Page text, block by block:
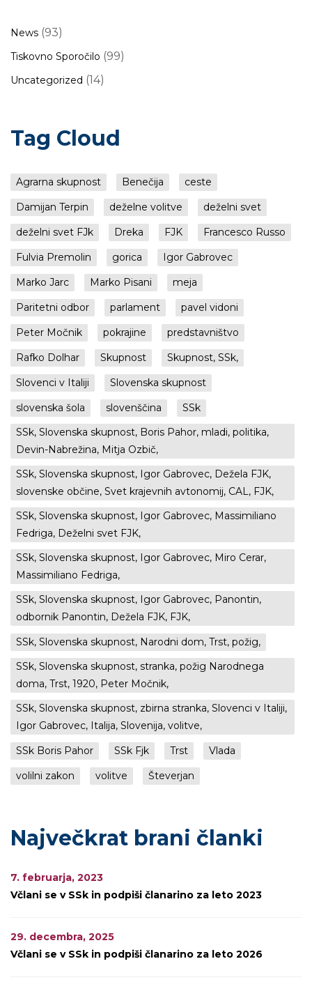
News (93)
Tiskovno Sporočilo (99)
Uncategorized (14)
Tag Cloud
Agrarna skupnost Benečija
ceste
Damijan Terpin
deželne volitve
deželni svet
deželni svet FJk
Dreka FJK
Francesco Russo
Fulvia Premolin
gorica
Igor Gabrovec
Marko Jarc
Marko Pisani
meja
Paritetni odbor
parlament
pavel vidoni
Peter Močnik
pokrajine
predstavništvo
Rafko Dolhar
Skupnost
Skupnost, SSk,
Slovenci v Italiji
Slovenska skupnost
slovenska šola
slovenščina
SSk
SSk, Slovenska skupnost, Boris Pahor, mladi, politika,
Devin-Nabrežina, Mitja Ozbič,
SSk, Slovenska skupnost, Igor Gabrovec, Dežela FJK,
slovenske občine, Svet krajevnih avtonomij, CAL, FJK,
SSk, Slovenska skupnost, Igor Gabrovec, Massimiliano
Fedriga, Deželni svet FJK,
SSk, Slovenska skupnost, Igor Gabrovec, Miro Cerar,
Massimiliano Fedriga,
SSk, Slovenska skupnost, Igor Gabrovec, Panontin,
odbornik Panontin, Dežela FJK, FJK,
SSk, Slovenska skupnost, Narodni dom, Trst, požig,
SSk, Slovenska skupnost, stranka, požig Narodnega
doma, Trst, 1920, Peter Močnik,
SSk, Slovenska skupnost, zbirna stranka, Slovenci v Italiji,
Igor Gabrovec, Italija, Slovenija, volitve,
SSk Boris Pahor
SSk Fjk Trst
Vlada
volilni zakon
volitve Števerjan
Največkrat brani članki
7. februarja, 2023
Včlani se v SSk in podpiši članarino za leto 2023
29. decembra, 2025
Včlani se v SSk in podpiši članarino za leto 2026